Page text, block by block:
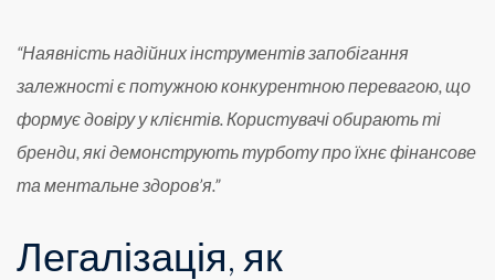
“Наявність надійних інструментів запобігання
залежності є потужною конкурентною перевагою, що
формує довіру у клієнтів. Користувачі обирають ті
бренди, які демонструють турботу про їхнє фінансове
та ментальне здоров’я.”
Легалізація, як